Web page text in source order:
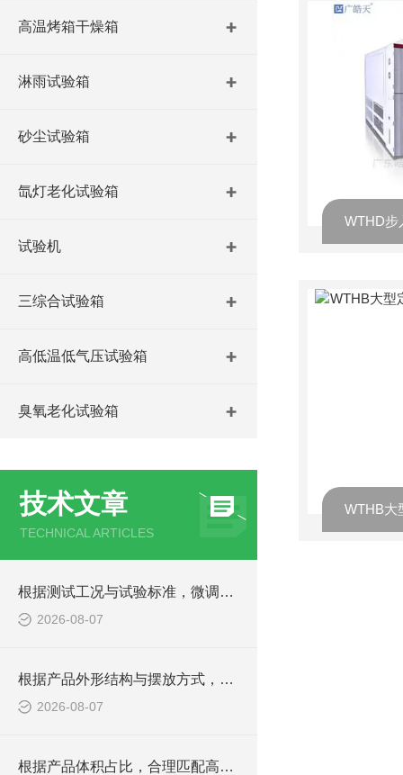
高温烤箱干燥箱
淋雨试验箱
砂尘试验箱
氙灯老化试验箱
试验机
三综合试验箱
高低温低气压试验箱
臭氧老化试验箱
技术文章
TECHNICAL ARTICLES
根据测试工况与试验标准，微调高低温湿热箱内箱余量尺寸
2026-08-07
根据产品外形结构与摆放方式，确定高低温湿热箱内箱规格
2026-08-07
根据产品体积占比，合理匹配高低温湿热试验箱内箱尺寸